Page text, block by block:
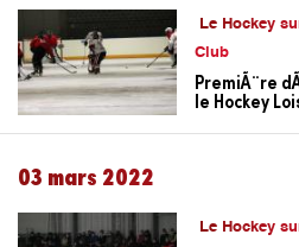
Le Hockey
Club
PremiÃ¨re
le Hockey
03 mars 2022
Le Hockey